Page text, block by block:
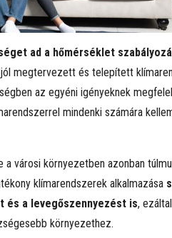
ad a hőmérséklet
megtervezett és telepített
az egyéni igényeknek
mindenki számára
a városi környezetben azonban
klímarendszerek alkalmazása
és a levegőszennyezést is,
környezethez.